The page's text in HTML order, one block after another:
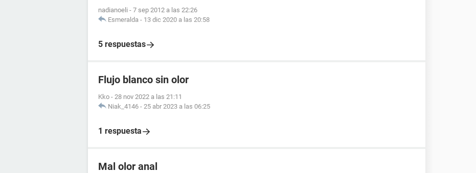
nadianoeli - 7 sep 2012 a las 22:26
Esmeralda - 13 dic 2020 a las 20:58
5 respuestas
Flujo blanco sin olor
Kko - 28 nov 2022 a las 21:11
Niak_4146 - 25 abr 2023 a las 06:25
1 respuesta
Mal olor anal